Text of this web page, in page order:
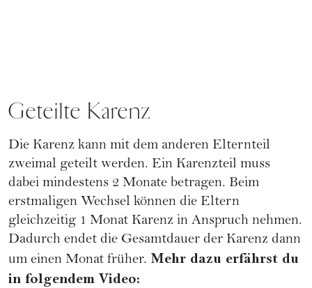
Geteilte Karenz
Die Karenz kann mit dem anderen Elternteil
zweimal geteilt werden. Ein Karenzteil muss
dabei mindestens 2 Monate betragen. Beim
erstmaligen Wechsel können die Eltern
gleichzeitig 1 Monat Karenz in Anspruch nehmen.
Dadurch endet die Gesamtdauer der Karenz dann
um einen Monat früher. Mehr dazu erfährst du
in folgendem Video: